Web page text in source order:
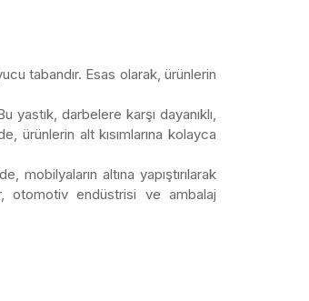
tabandır. Esas olarak, ürünlerin
darbelere karşı dayanıklı,
ürünlerin alt kısımlarına kolayca
mobilyaların altına yapıştırılarak
otomotiv endüstrisi ve ambalaj